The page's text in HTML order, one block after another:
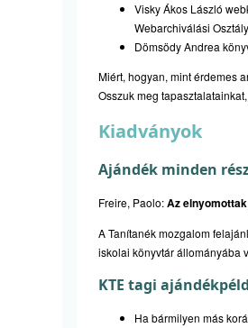
Visky Ákos László
Webarchiválási Osztály
Dömsödy Andrea
Miért, hogyan, mint érdemes
Osszuk meg
Kiadványok
Ajándék minden
Freire, Paolo:Az
A Tanítanék mozgalom
iskolai könyvtár állományába
KTE tagi
Ha bármilyen más